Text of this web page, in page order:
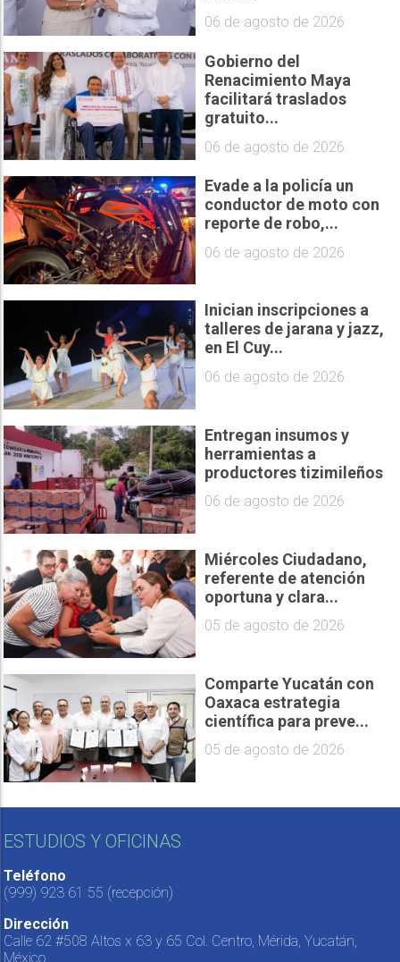
06 de agosto de 2026
Gobierno del
Renacimiento Maya
facilitará traslados
gratuito...
06 de agosto de 2026
Evade a la policía un
conductor de moto con
reporte de robo,...
06 de agosto de 2026
Inician inscripciones a
talleres de jarana y jazz,
en El Cuy...
06 de agosto de 2026
Entregan insumos y
herramientas a
productores tizimileños
06 de agosto de 2026
Miércoles Ciudadano,
referente de atención
oportuna y clara...
05 de agosto de 2026
Comparte Yucatán con
Oaxaca estrategia
científica para preve...
05 de agosto de 2026
ESTUDIOS Y OFICINAS
Teléfono
(999) 923 61 55 (recepción)
Dirección
Calle 62 #508 Altos x 63 y 65 Col. Centro, Mérida, Yucatán,
México.